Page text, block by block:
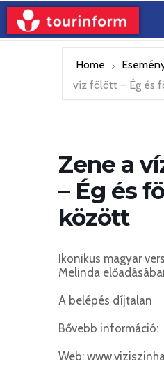
Home
víz fölött – Ég és
Zene a
– Ég és
között
Ikonikus magyar
Melinda
A belépés díjtalan
Bővebb információ:
Web: